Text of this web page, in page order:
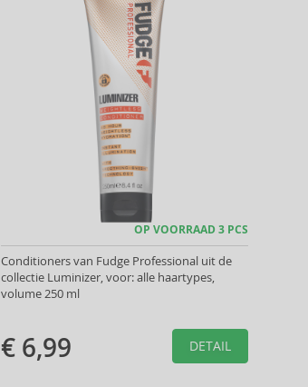
OP VOORRAAD 3 PCS
Conditioners van Fudge Professional uit de
collectie Luminizer, voor: alle haartypes,
volume 250 ml
€ 6,99 DETAIL